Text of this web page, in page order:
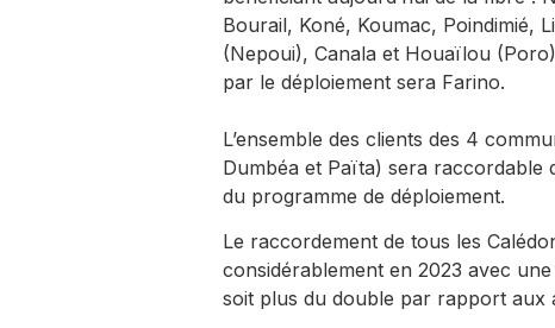
Bourail, Koné, Koumac, Poindimié,
(Nepoui), Canala et Houaïlou
par le déploiement sera Farino.
L’ensemble des clients des 4
Dumbéa et Païta) sera raccordable
du programme de déploiement.
Le raccordement de tous les
considérablement en 2023 avec
soit plus du double par rapport aux